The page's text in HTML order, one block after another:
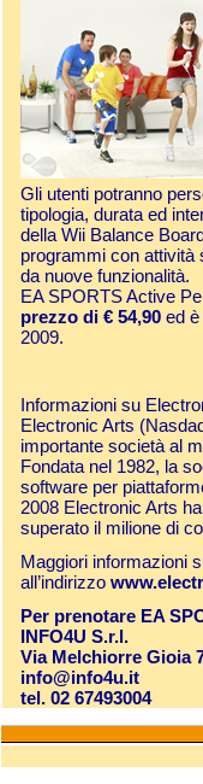
Gli utenti potranno
tipologia, durata ed
della Wii Balance
programmi con attività
da nuove funzionalità.
EA SPORTS Active
prezzo di € 54,90 ed
2009.
Informazioni su
Electronic Arts
importante società al
Fondata nel 1982, la
software per
2008 Electronic Arts
superato il milione di
Maggiori informazioni
all’indirizzo
Per prenotare EA
INFO4U S.r.l.
Via Melchiorre Gioia
info@info4u.it
tel. 02 67493004